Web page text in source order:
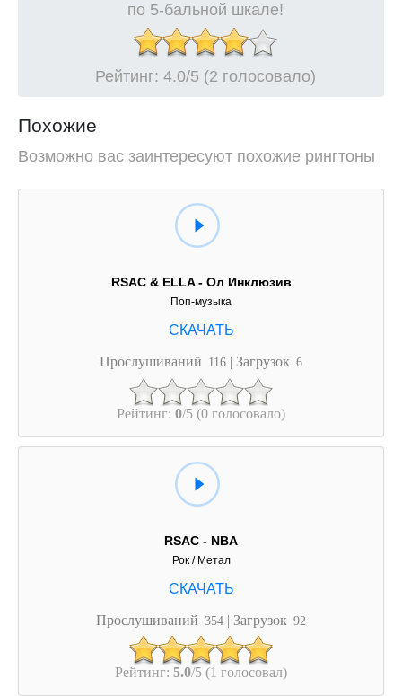
по 5-бальной шкале!
Рейтинг: 4.0/5 (2 голосовало)
Похожие
Возможно вас заинтересуют похожие рингтоны
RSAC & ELLA - Ол Инклюзив
Поп-музыка
Прослушиваний 116 | Загрузок 6
Рейтинг: 0/5 (0 голосовало)
RSAC - NBA
Рок / Метал
Прослушиваний 354 | Загрузок 92
Рейтинг: 5.0/5 (1 голосовал)